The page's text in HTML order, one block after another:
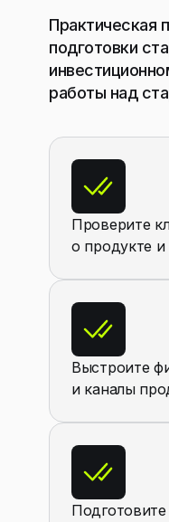
Практическая
подготовки
работы над
Проверите
о продукте
Выстроите
и каналы